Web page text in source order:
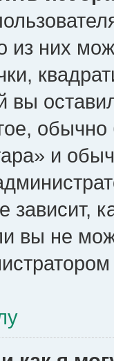
из них
вы
и
зависит,
вы не